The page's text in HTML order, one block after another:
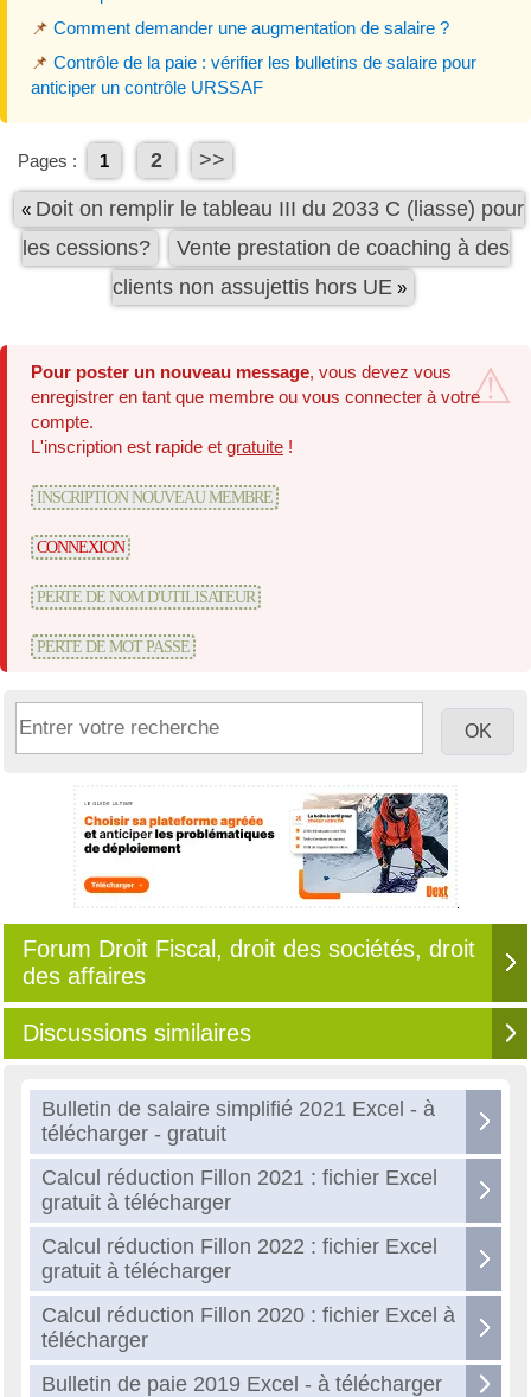
📌 Comment demander une augmentation de salaire ?
📌 Contrôle de la paie : vérifier les bulletins de salaire pour
anticiper un contrôle URSSAF
Pages : 1 2 >>
« Doit on remplir le tableau III du 2033 C (liasse) pour
les cessions?
Vente prestation de coaching à des
clients non assujettis hors UE »
Pour poster un nouveau message, vous devez vous
enregistrer en tant que membre ou vous connecter à votre
compte.
L'inscription est rapide et gratuite !
INSCRIPTION NOUVEAU MEMBRE
CONNEXION
PERTE DE NOM D'UTILISATEUR
PERTE DE MOT PASSE
Forum Droit Fiscal, droit des sociétés, droit
des affaires
Discussions similaires
Bulletin de salaire simplifié 2021 Excel - à
télécharger - gratuit
Calcul réduction Fillon 2021 : fichier Excel
gratuit à télécharger
Calcul réduction Fillon 2022 : fichier Excel
gratuit à télécharger
Calcul réduction Fillon 2020 : fichier Excel à
télécharger
Bulletin de paie 2019 Excel - à télécharger